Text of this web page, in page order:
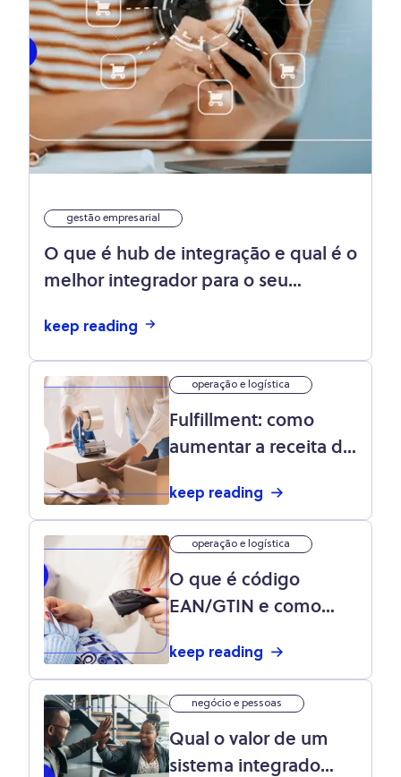
gestão empresarial
O que é hub de integração e qual é o
melhor integrador para o seu
keep reading
operação e logística
Fulfillment: como
aumentar a receita do
keep reading
operação e logística
O que é código
EAN/GTIN e como
barras?
keep reading
negócio e pessoas
Qual o valor de um
sistema integrado